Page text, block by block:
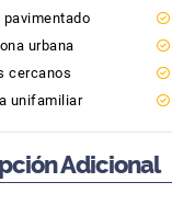
urbana
cercanos
unifamiliar
Adicional